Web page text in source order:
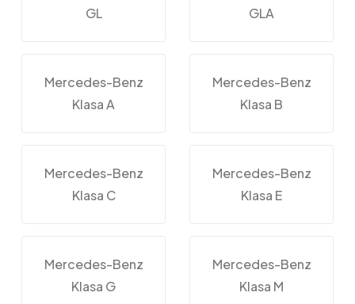
GL
GLA
Mercedes-Benz
Klasa A
Mercedes-Benz
Klasa B
Mercedes-Benz
Klasa C
Mercedes-Benz
Klasa E
Mercedes-Benz
Klasa G
Mercedes-Benz
Klasa M